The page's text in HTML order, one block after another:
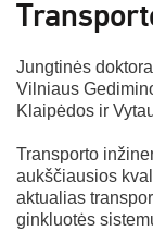
Jungtinės
Vilniaus
Klaipėdos ir
Transporto
aukščiausios
aktualias
ginkluotės